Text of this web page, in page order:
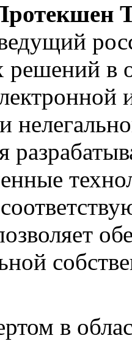
в
в